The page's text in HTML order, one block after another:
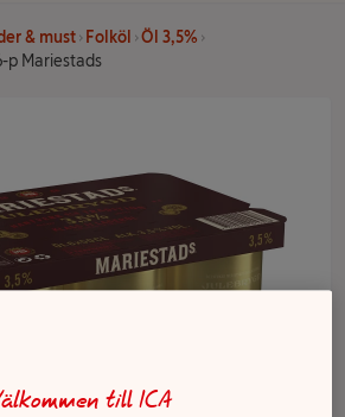
& must Folköl
Öl 3,5%
p Mariestads
till ICA